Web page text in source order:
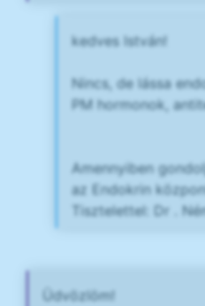
kedves István!
Nincs, de lássa
PM hormonok,
Amennyiben
az Endokrin
Tisztelettel: Dr .
Üdvözlöm!